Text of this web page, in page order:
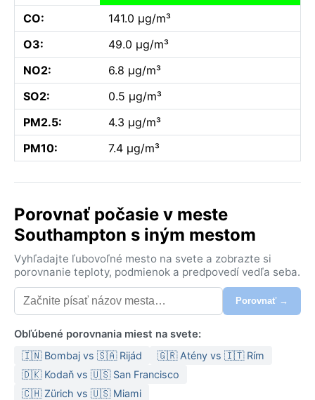
CO:
141.0 µg/m³
O3:
49.0 µg/m³
NO2:
6.8 µg/m³
SO2:
0.5 µg/m³
PM2.5:
4.3 µg/m³
PM10:
7.4 µg/m³
Porovnať počasie v meste
Southampton s iným mestom
Vyhľadajte ľubovoľné mesto na svete a zobrazte si
porovnanie teploty, podmienok a predpovedí vedľa seba.
Porovnať →
Obľúbené porovnania miest na svete:
🇮🇳 Bombaj vs 🇸🇦 Rijád
🇬🇷 Atény vs 🇮🇹 Rím
🇩🇰 Kodaň vs 🇺🇸 San Francisco
🇨🇭 Zürich vs 🇺🇸 Miami